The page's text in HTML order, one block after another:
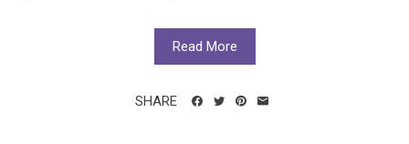
Read More
SHARE